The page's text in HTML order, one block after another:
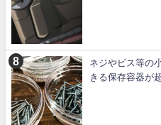
ネジやビス等の
きる保存容器が